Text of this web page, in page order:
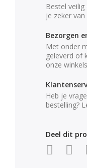
Bestel
je zeker
Bezorgen
Met onder
geleverd of
onze winkels
Heb je
bestelling?
Deel dit